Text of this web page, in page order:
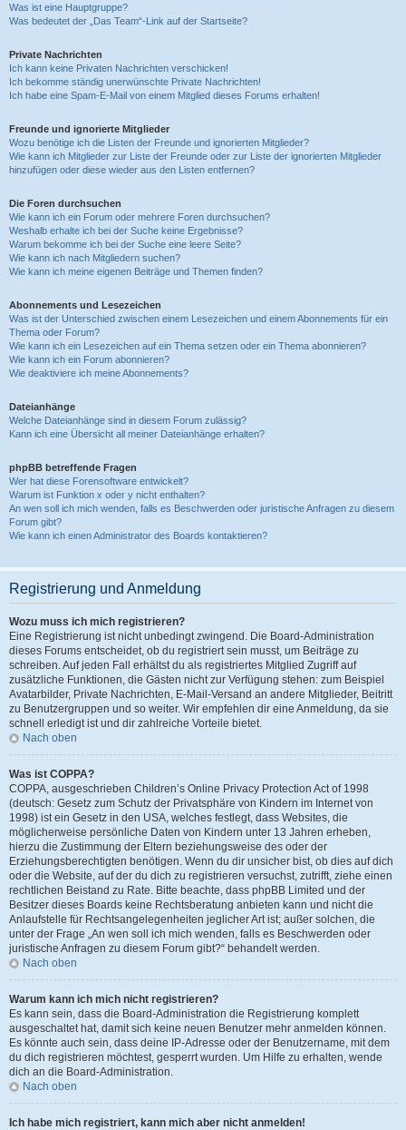
Was ist eine Hauptgruppe?
Was bedeutet der „Das Team“-Link auf der Startseite?
Private Nachrichten
Ich kann keine Privaten Nachrichten verschicken!
Ich bekomme ständig unerwünschte Private Nachrichten!
Ich habe eine Spam-E-Mail von einem Mitglied dieses Forums erhalten!
Freunde und ignorierte Mitglieder
Wozu benötige ich die Listen der Freunde und ignorierten Mitglieder?
Wie kann ich Mitglieder zur Liste der Freunde oder zur Liste der ignorierten Mitglieder
hinzufügen oder diese wieder aus den Listen entfernen?
Die Foren durchsuchen
Wie kann ich ein Forum oder mehrere Foren durchsuchen?
Weshalb erhalte ich bei der Suche keine Ergebnisse?
Warum bekomme ich bei der Suche eine leere Seite?
Wie kann ich nach Mitgliedern suchen?
Wie kann ich meine eigenen Beiträge und Themen finden?
Abonnements und Lesezeichen
Was ist der Unterschied zwischen einem Lesezeichen und einem Abonnements für ein
Thema oder Forum?
Wie kann ich ein Lesezeichen auf ein Thema setzen oder ein Thema abonnieren?
Wie kann ich ein Forum abonnieren?
Wie deaktiviere ich meine Abonnements?
Dateianhänge
Welche Dateianhänge sind in diesem Forum zulässig?
Kann ich eine Übersicht all meiner Dateianhänge erhalten?
phpBB betreffende Fragen
Wer hat diese Forensoftware entwickelt?
Warum ist Funktion x oder y nicht enthalten?
An wen soll ich mich wenden, falls es Beschwerden oder juristische Anfragen zu diesem
Forum gibt?
Wie kann ich einen Administrator des Boards kontaktieren?
Registrierung und Anmeldung
Wozu muss ich mich registrieren?
Eine Registrierung ist nicht unbedingt zwingend. Die Board-Administration
dieses Forums entscheidet, ob du registriert sein musst, um Beiträge zu
schreiben. Auf jeden Fall erhältst du als registriertes Mitglied Zugriff auf
zusätzliche Funktionen, die Gästen nicht zur Verfügung stehen: zum Beispiel
Avatarbilder, Private Nachrichten, E-Mail-Versand an andere Mitglieder, Beitritt
zu Benutzergruppen und so weiter. Wir empfehlen dir eine Anmeldung, da sie
schnell erledigt ist und dir zahlreiche Vorteile bietet.
Nach oben
Was ist COPPA?
COPPA, ausgeschrieben Children’s Online Privacy Protection Act of 1998
(deutsch: Gesetz zum Schutz der Privatsphäre von Kindern im Internet von
1998) ist ein Gesetz in den USA, welches festlegt, dass Websites, die
möglicherweise persönliche Daten von Kindern unter 13 Jahren erheben,
hierzu die Zustimmung der Eltern beziehungsweise des oder der
Erziehungsberechtigten benötigen. Wenn du dir unsicher bist, ob dies auf dich
oder die Website, auf der du dich zu registrieren versuchst, zutrifft, ziehe einen
rechtlichen Beistand zu Rate. Bitte beachte, dass phpBB Limited und der
Besitzer dieses Boards keine Rechtsberatung anbieten kann und nicht die
Anlaufstelle für Rechtsangelegenheiten jeglicher Art ist; außer solchen, die
unter der Frage „An wen soll ich mich wenden, falls es Beschwerden oder
juristische Anfragen zu diesem Forum gibt?“ behandelt werden.
Nach oben
Warum kann ich mich nicht registrieren?
Es kann sein, dass die Board-Administration die Registrierung komplett
ausgeschaltet hat, damit sich keine neuen Benutzer mehr anmelden können.
Es könnte auch sein, dass deine IP-Adresse oder der Benutzername, mit dem
du dich registrieren möchtest, gesperrt wurden. Um Hilfe zu erhalten, wende
dich an die Board-Administration.
Nach oben
Ich habe mich registriert, kann mich aber nicht anmelden!